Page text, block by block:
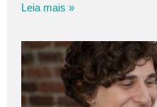
Leia mais »